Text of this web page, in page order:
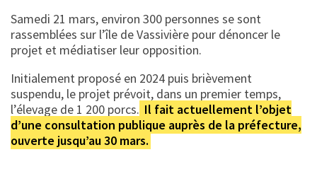
Samedi 21 mars, environ 300 personnes se sont
rassemblées sur l’île de Vassivière pour dénoncer le
projet et médiatiser leur opposition.
Initialement proposé en 2024 puis brièvement
suspendu, le projet prévoit, dans un premier temps,
l’élevage de 1 200 porcs. Il fait actuellement l’objet
d’une consultation publique auprès de la préfecture,
ouverte jusqu’au 30 mars.